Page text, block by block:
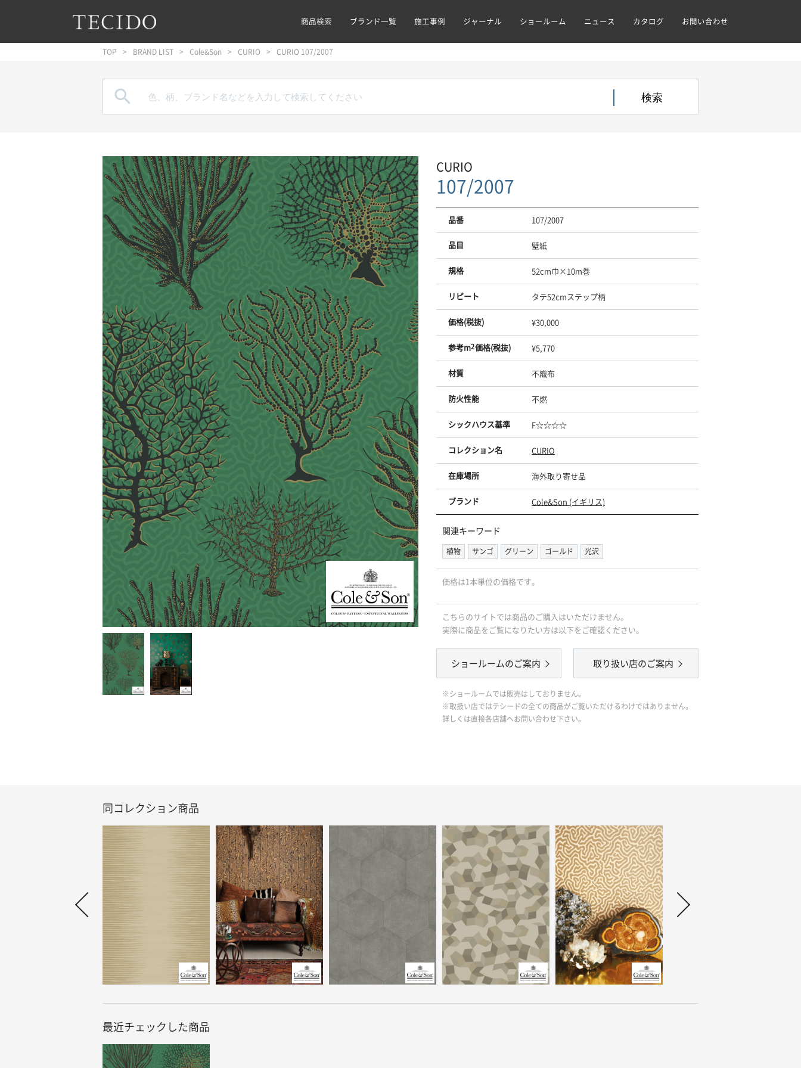
メインナビゲーションへジャンプ
メインコンテンツへジャンプ
フッターへジャンプ 商品検索 ブランド一覧 施工事例 ジャーナル ショールーム ニュース カタログ お問い合わせ
TOP BRAND LIST Cole&Son CURIO CURIO 107/2007

CURIO
107/2007
品番 107/2007
品目 壁紙
規格 52cm巾×10m巻
リピート タテ52cmステップ柄
価格(税抜) ¥30,000
参考m2価格(税抜) ¥5,770
材質 不織布
防火性能 不燃
シックハウス基準 F☆☆☆☆
コレクション名 CURIO
在庫場所 海外取り寄せ品
ブランド Cole&Son (イギリス)
関連キーワード
植物 サンゴ グリーン ゴールド 光沢
価格は1本単位の価格です。
こちらのサイトでは商品のご購入はいただけません。
実際に商品をご覧になりたい方は以下をご確認ください。
ショールームのご案内 取り扱い店のご案内
※ショールームでは販売はしておりません。
※取扱い店ではテシードの全ての商品がご覧いただけるわけではありません。
詳しくは直接各店舗へお問い合わせ下さい。
同コレクション商品
最近チェックした商品